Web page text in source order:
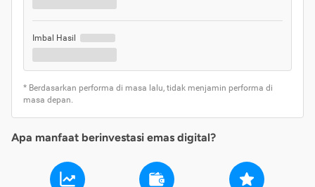
Imbal Hasil
* Berdasarkan performa di masa lalu, tidak menjamin performa di
masa depan.
Apa manfaat berinvestasi emas digital?